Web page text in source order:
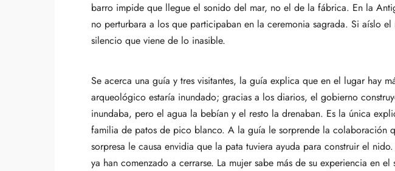
barro impide que llegue el sonido del mar, no el de la fábrica. En la
no perturbara a los que participaban en la ceremonia sagrada. Si aíslo
silencio que viene de lo inasible.
Se acerca una guía y tres visitantes, la guía explica que en el lugar hay
arqueológico estaría inundado; gracias a los diarios, el gobierno
inundaba, pero el agua la bebían y el resto la drenaban. Es la única
familia de patos de pico blanco. A la guía le sorprende la colaboración
sorpresa le causa envidia que la pata tuviera ayuda para construir el
ya han comenzado a cerrarse. La mujer sabe más de su experiencia en